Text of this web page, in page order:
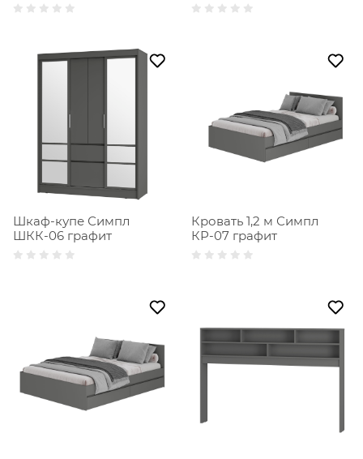
Шкаф-купе Симпл
ШКК-06 графит
Кровать 1,2 м Симпл
КР-07 графит